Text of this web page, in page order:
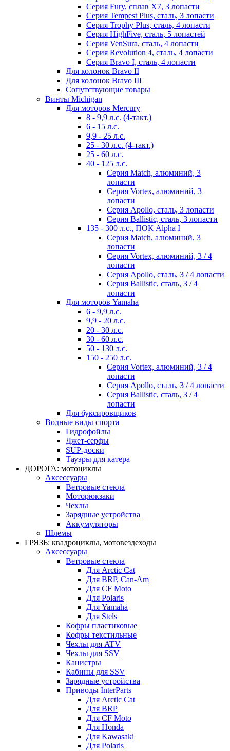
Серия Fury, сплав Х7, 3 лопасти
Серия Tempest Plus, сталь, 3 лопасти
Серия Trophy Plus, сталь, 4 лопасти
Серия HighFive, сталь, 5 лопастей
Серия VenSura, сталь, 4 лопасти
Серия Revolution 4, сталь, 4 лопасти
Серия Bravo I, сталь, 4 лопасти
Для колонок Bravo II
Для колонок Bravo III
Сопутствующие товары
Винты Michigan
Для моторов Mercury
8 - 9,9 л.с. (4-такт.)
6 - 15 л.с.
9,9 - 25 л.с.
25 - 30 л.с. (4-такт.)
25 - 60 л.с.
40 - 125 л.с.
Серия Match, алюминий, 3
лопасти
Серия Vortex, алюминий, 3
лопасти
Серия Apollo, сталь, 3 лопасти
Серия Ballistic, сталь, 3 лопасти
135 - 300 л.с., ПОК Alpha I
Серия Match, алюминий, 3
лопасти
Серия Vortex, алюминий, 3 / 4
лопасти
Серия Apollo, сталь, 3 / 4 лопасти
Серия Ballistic, сталь, 3 / 4
лопасти
Для моторов Yamaha
6 - 9,9 л.с.
9,9 - 20 л.с.
20 - 30 л.с.
30 - 60 л.с.
50 - 130 л.с.
150 - 250 л.с.
Серия Vortex, алюминий, 3 / 4
лопасти
Серия Apollo, сталь, 3 / 4 лопасти
Серия Ballistic, сталь, 3 / 4
лопасти
Для буксировщиков
Водные виды спорта
Гидрофойлы
Джет-серфы
SUP-доски
Тауэры для катера
ДОРОГА: мотоциклы
Аксессуары
Ветровые стекла
Моторюкзаки
Чехлы
Зарядные устройства
Аккумуляторы
Шлемы
ГРЯЗЬ: квадроциклы, мотовездеходы
Аксессуары
Ветровые стекла
Для Arctic Cat
Для BRP, Can-Am
Для CF Moto
Для Polaris
Для Yamaha
Для Stels
Кофры пластиковые
Кофры текстильные
Чехлы для ATV
Чехлы для SSV
Канистры
Кабины для SSV
Зарядные устройства
Приводы InterParts
Для Arctic Cat
Для BRP
Для CF Moto
Для Honda
Для Kawasaki
Для Polaris